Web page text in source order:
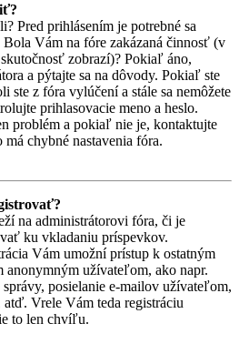
Pred prihlásením je potrebné sa
Vám na fóre zakázaná činnosť (v
zobrazí)? Pokiaľ áno,
a pýtajte sa na dôvody. Pokiaľ ste
ste z fóra vylúčení a stále sa nemôžete
prihlasovacie meno a heslo.
problém a pokiaľ nie je, kontaktujte
chybné nastavenia fóra.
na administrátorovi fóra, či je
ku vkladaniu príspevkov.
Vám umožní prístup k ostatným
anonymným užívateľom, ako napr.
posielanie e-mailov užívateľom,
Vrele Vám teda registráciu
to len chvíľu.